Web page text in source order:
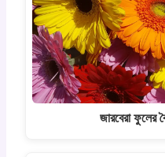
জারবেরা ফুলের